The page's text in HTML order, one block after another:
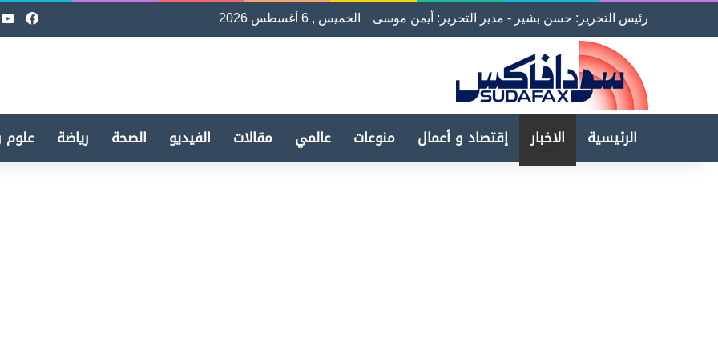
رئيس التحرير: حسن بشير - مدير التحرير: أيمن موسى الخميس , 6 أغسطس 2026
الرئيسية الاخبار إقتصاد و أعمال منوعات عالمي مقالات الفيديو الصحة رياضة علوم